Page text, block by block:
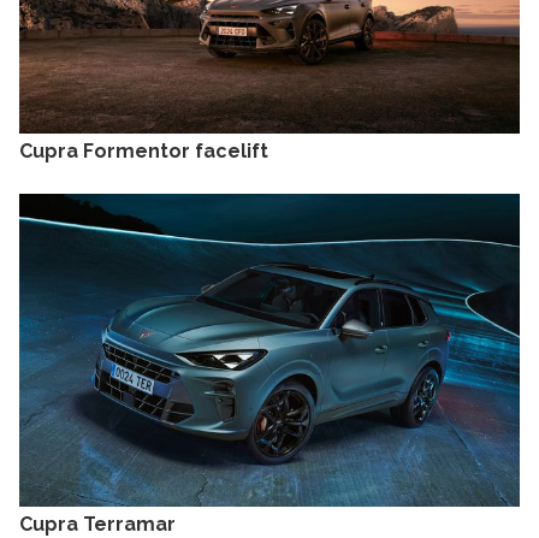
Cupra Formentor facelift
Cupra Terramar